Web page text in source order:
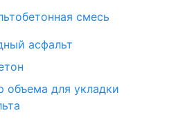
смесь
асфальт
объема для укладки